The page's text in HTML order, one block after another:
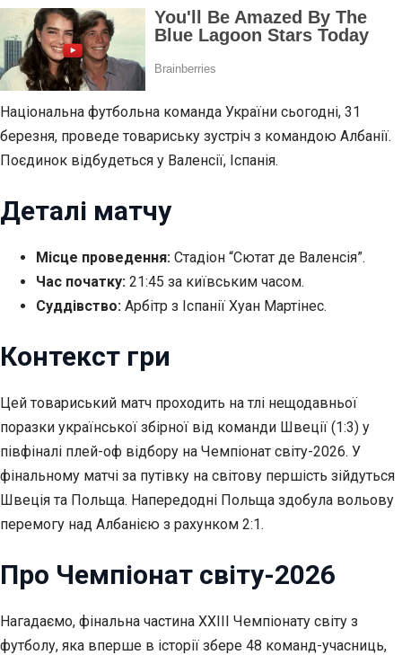
Національна футбольна команда України сьогодні, 31
березня, проведе товариську зустріч з командою Албанії.
Поєдинок відбудеться у Валенсії, Іспанія.
Деталі матчу
Місце проведення: Стадіон “Сютат де Валенсія”.
Час початку: 21:45 за київським часом.
Суддівство: Арбітр з Іспанії Хуан Мартінес.
Контекст гри
Цей товариський матч проходить на тлі нещодавньої
поразки української збірної від команди Швеції (1:3) у
півфіналі плей-оф відбору на Чемпіонат світу-2026. У
фінальному матчі за путівку на світову першість зійдуться
Швеція та Польща. Напередодні Польща здобула вольову
перемогу над Албанією з рахунком 2:1.
Про Чемпіонат світу-2026
Нагадаємо, фінальна частина XXIII Чемпіонату світу з
футболу, яка вперше в історії збере 48 команд-учасниць,